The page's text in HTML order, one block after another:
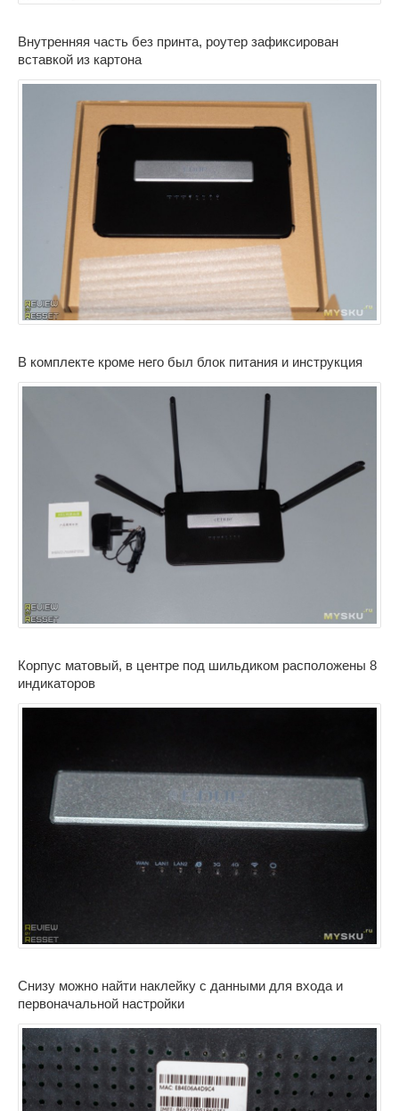
Внутренняя часть без принта, роутер зафиксирован
вставкой из картона
В комплекте кроме него был блок питания и инструкция
Корпус матовый, в центре под шильдиком расположены 8
индикаторов
Снизу можно найти наклейку с данными для входа и
первоначальной настройки